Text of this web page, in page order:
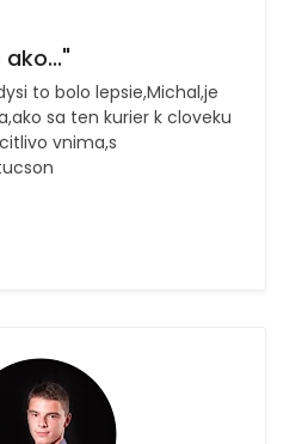
to bolo lepsie,Michal,je
sa ten kurier k cloveku
vnima,s